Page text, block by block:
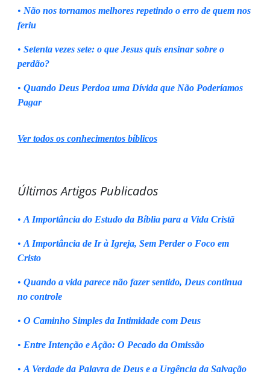
• Não nos tornamos melhores repetindo o erro de quem nos
feriu
• Setenta vezes sete: o que Jesus quis ensinar sobre o
perdão?
• Quando Deus Perdoa uma Dívida que Não Poderíamos
Pagar
Ver todos os conhecimentos bíblicos
Últimos Artigos Publicados
• A Importância do Estudo da Bíblia para a Vida Cristã
• A Importância de Ir à Igreja, Sem Perder o Foco em
Cristo
• Quando a vida parece não fazer sentido, Deus continua
no controle
• O Caminho Simples da Intimidade com Deus
• Entre Intenção e Ação: O Pecado da Omissão
• A Verdade da Palavra de Deus e a Urgência da Salvação